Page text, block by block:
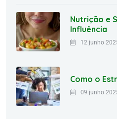
Nutrição e
Influência
12 junho
Como o
09 junho